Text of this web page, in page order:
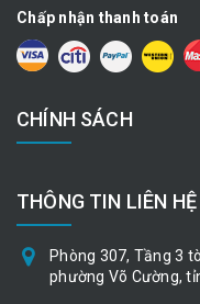
Chấp nhận thanh toán
CHÍNH SÁCH
THÔNG TIN LIÊN HỆ
Phòng 307, Tầng 3
phường Võ Cường,